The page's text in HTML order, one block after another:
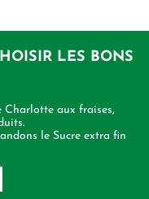
LES BONS
Charlotte aux fraises,
le Sucre extra fin